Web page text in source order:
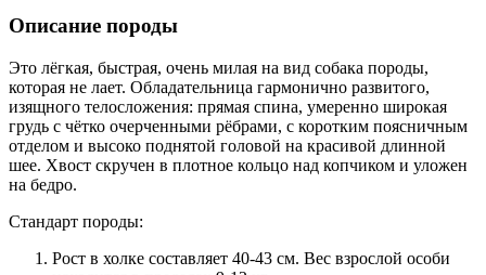
Описание породы
Это лёгкая, быстрая, очень милая на вид собака породы,
которая не лает. Обладательница гармонично развитого,
изящного телосложения: прямая спина, умеренно широкая
грудь с чётко очерченными рёбрами, с коротким поясничным
отделом и высоко поднятой головой на красивой длинной
шее. Хвост скручен в плотное кольцо над копчиком и уложен
на бедро.
Стандарт породы:
Рост в холке составляет 40-43 см. Вес взрослой особи